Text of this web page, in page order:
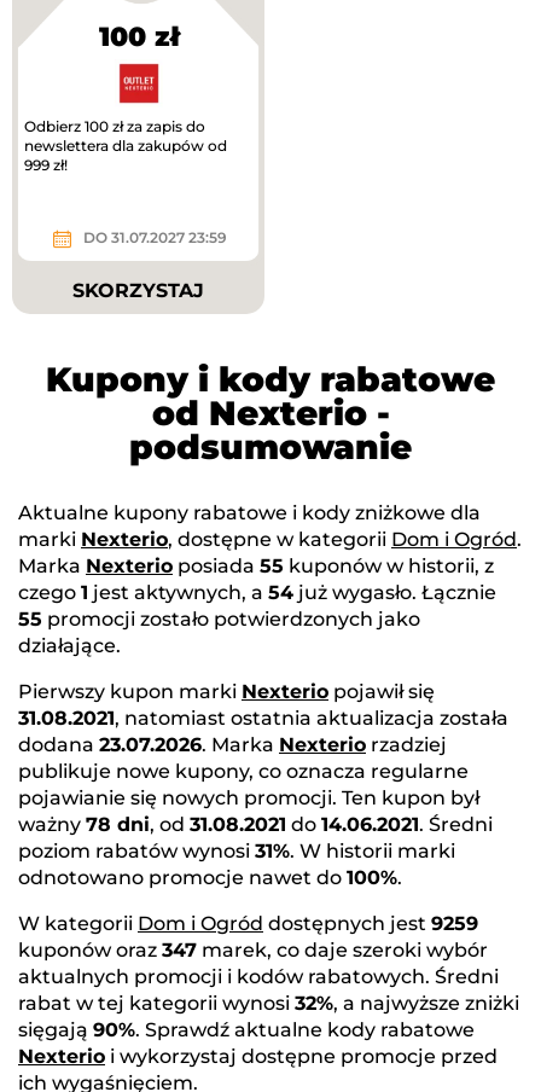
100 zł
Odbierz 100 zł za zapis do
newslettera dla zakupów od
999 zł!
DO 31.07.2027 23:59
SKORZYSTAJ
Kupony i kody rabatowe
od Nexterio -
podsumowanie
Aktualne kupony rabatowe i kody zniżkowe dla
marki Nexterio, dostępne w kategorii Dom i Ogród.
Marka Nexterio posiada 55 kuponów w historii, z
czego 1 jest aktywnych, a 54 już wygasło. Łącznie
55 promocji zostało potwierdzonych jako
działające.
Pierwszy kupon marki Nexterio pojawił się
31.08.2021, natomiast ostatnia aktualizacja została
dodana 23.07.2026. Marka Nexterio rzadziej
publikuje nowe kupony, co oznacza regularne
pojawianie się nowych promocji. Ten kupon był
ważny 78 dni, od 31.08.2021 do 14.06.2021. Średni
poziom rabatów wynosi 31%. W historii marki
odnotowano promocje nawet do 100%.
W kategorii Dom i Ogród dostępnych jest 9259
kuponów oraz 347 marek, co daje szeroki wybór
aktualnych promocji i kodów rabatowych. Średni
rabat w tej kategorii wynosi 32%, a najwyższe zniżki
sięgają 90%. Sprawdź aktualne kody rabatowe
Nexterio i wykorzystaj dostępne promocje przed
ich wygaśnięciem.